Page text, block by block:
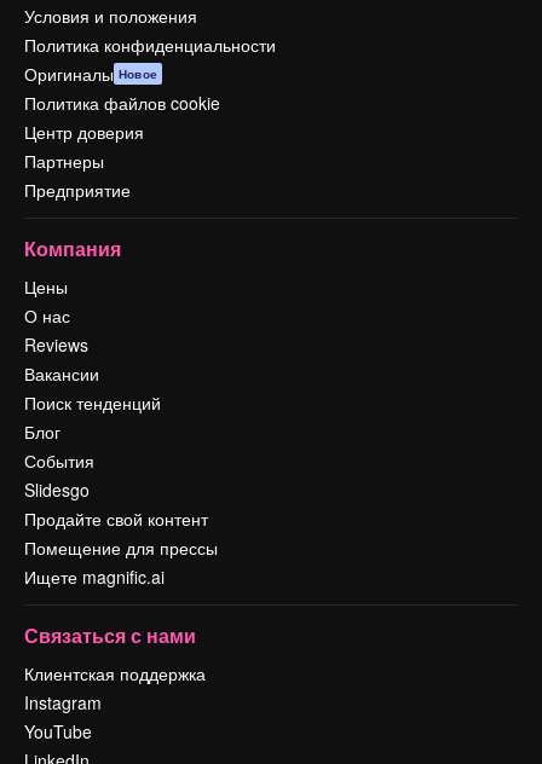
Условия и положения
Политика конфиденциальности
Оригиналы Новое
Политика файлов cookie
Центр доверия
Партнеры
Предприятие
Компания
Цены
О нас
Reviews
Вакансии
Поиск тенденций
Блог
События
Slidesgo
Продайте свой контент
Помещение для прессы
Ищете magnific.ai
Связаться с нами
Клиентская поддержка
Instagram
YouTube